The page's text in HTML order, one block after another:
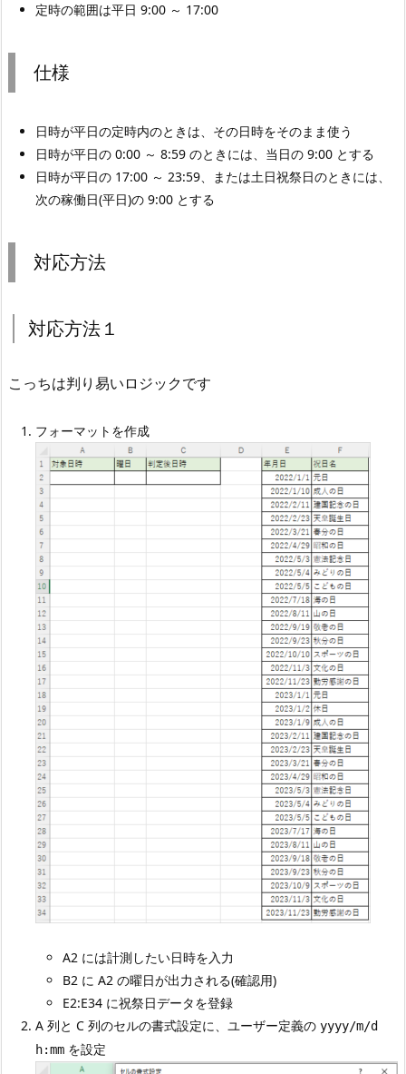
定時の範囲は平日 9:00 ～ 17:00
仕様
日時が平日の定時内のときは、その日時をそのまま使う
日時が平日の 0:00 ～ 8:59 のときには、当日の 9:00 とする
日時が平日の 17:00 ～ 23:59、または土日祝祭日のときには、
次の稼働日(平日)の 9:00 とする
対応方法
対応方法１
こっちは判り易いロジックです
フォーマットを作成
A2 には計測したい日時を入力
B2 に A2 の曜日が出力される(確認用)
E2:E34 に祝祭日データを登録
A 列と C 列のセルの書式設定に、ユーザー定義の yyyy/m/d
h:mm を設定